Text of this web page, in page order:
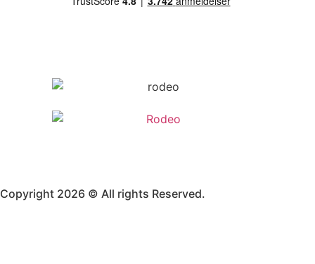
Copyright 2026 © All rights Reserved.